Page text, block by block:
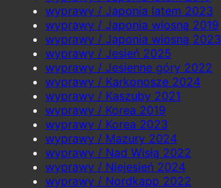
wyprawy / Japonia latem 2023
wyprawy / Japonia wiosną 2019
wyprawy / Japonia wiosną 2023
wyprawy / Jesień 2025
wyprawy / Jesienne góry 2022
wyprawy / Karkonosze 2024
wyprawy / Kaszuby 2021
wyprawy / Korea 2019
wyprawy / Korea 2023
wyprawy / Mazury 2024
wyprawy / Nad Wisłą 2022
wyprawy / Niejesień 2024
wyprawy / Nordkapp 2022